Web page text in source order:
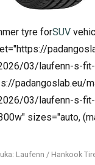
tyre forSUV
03/laufenn-s-
padangoslab.eu/
03/laufenn-s-
sizes="auto,
Laufenn / Hankook